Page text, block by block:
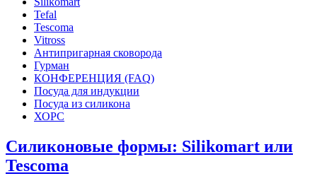
Tefal
Tescoma
Vitross
Антипригарная сковорода
Гурман
КОНФЕРЕНЦИЯ (FAQ)
Посуда для индукции
Посуда из силикона
ХОРС
Силиконовые формы: Silikomart или
Tescoma